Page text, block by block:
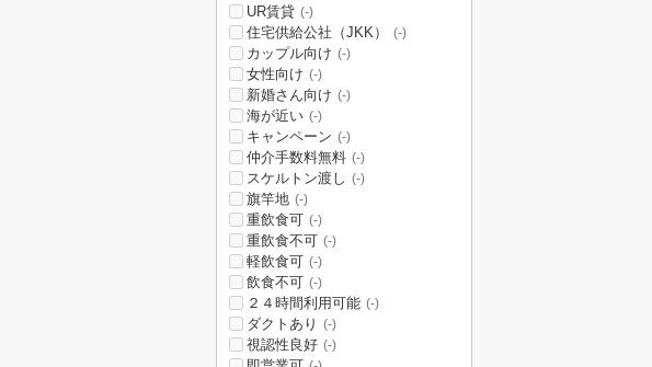
UR賃貸 (-)
住宅供給公社（JKK） (-)
カップル向け (-)
女性向け (-)
新婚さん向け (-)
海が近い (-)
キャンペーン (-)
仲介手数料無料 (-)
スケルトン渡し (-)
旗竿地 (-)
重飲食可 (-)
重飲食不可 (-)
軽飲食可 (-)
飲食不可 (-)
２４時間利用可能 (-)
ダクトあり (-)
視認性良好 (-)